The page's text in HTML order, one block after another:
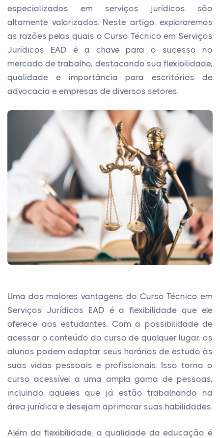
especializados em serviços jurídicos são
altamente valorizados. Neste artigo, exploraremos
as razões pelas quais o Curso Técnico em Serviços
Jurídicos EAD é a chave para o sucesso no
mercado de trabalho, destacando sua flexibilidade,
qualidade e importância para escritórios de
advocacia e empresas de diversos setores.
Uma das maiores vantagens do Curso Técnico em
Serviços Jurídicos EAD é a flexibilidade que ele
oferece aos estudantes. Com a possibilidade de
acessar o conteúdo do curso de qualquer lugar, os
alunos podem adaptar seus horários de estudo às
suas vidas pessoais e profissionais. Isso torna o
curso acessível a uma ampla gama de pessoas,
incluindo aqueles que já estão trabalhando na
área jurídica e desejam aprimorar suas habilidades.
Além da flexibilidade, a qualidade da educação é